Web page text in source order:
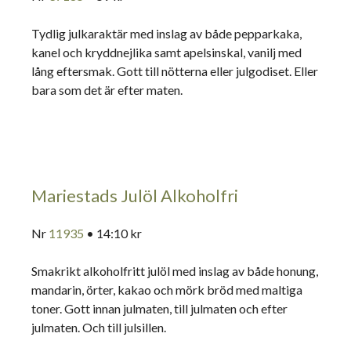
Tydlig julkaraktär med inslag av både pepparkaka,
kanel och kryddnejlika samt apelsinskal, vanilj med
lång eftersmak. Gott till nötterna eller julgodiset. Eller
bara som det är efter maten.
Mariestads Julöl Alkoholfri
Nr 11935 • 14:10 kr
Smakrikt alkoholfritt julöl med inslag av både honung,
mandarin, örter, kakao och mörk bröd med maltiga
toner. Gott innan julmaten, till julmaten och efter
julmaten. Och till julsillen.